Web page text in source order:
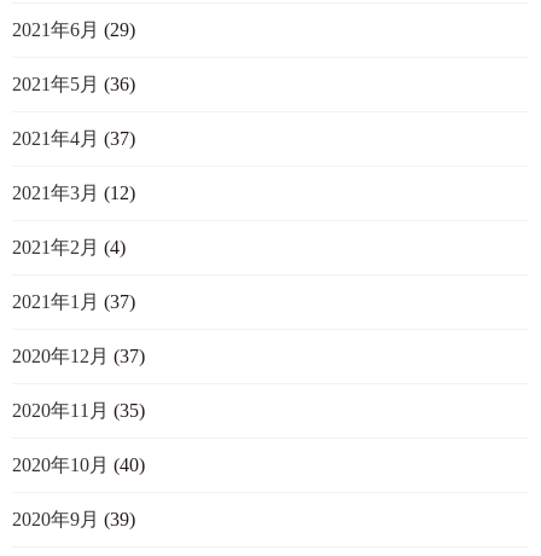
2021年6月 (29)
2021年5月 (36)
2021年4月 (37)
2021年3月 (12)
2021年2月 (4)
2021年1月 (37)
2020年12月 (37)
2020年11月 (35)
2020年10月 (40)
2020年9月 (39)